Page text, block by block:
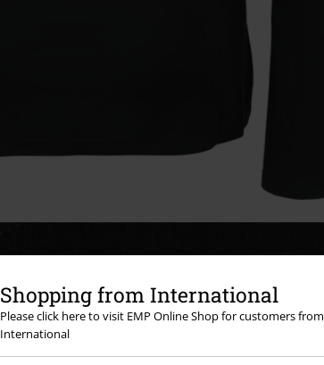
Shopping from International
Please click here to visit EMP Online Shop for customers from
International